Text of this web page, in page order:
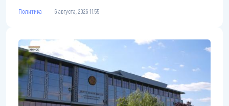
Политика 6 августа, 2026 11:55